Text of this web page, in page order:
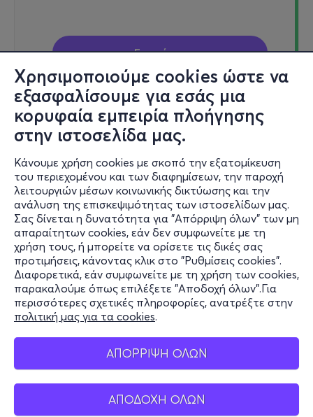
Χρησιμοποιούμε cookies ώστε να
εξασφαλίσουμε για εσάς μια
κορυφαία εμπειρία πλοήγησης
στην ιστοσελίδα μας.
Κάνουμε χρήση cookies με σκοπό την εξατομίκευση
του περιεχομένου και των διαφημίσεων, την παροχή
λειτουργιών μέσων κοινωνικής δικτύωσης και την
ανάλυση της επισκεψιμότητας των ιστοσελίδων μας.
Σας δίνεται η δυνατότητα για "Απόρριψη όλων" των μη
απαραίτητων cookies, εάν δεν συμφωνείτε με τη
χρήση τους, ή μπορείτε να ορίσετε τις δικές σας
προτιμήσεις, κάνοντας κλικ στο "Ρυθμίσεις cookies".
Διαφορετικά, εάν συμφωνείτε με τη χρήση των cookies,
παρακαλούμε όπως επιλέξετε "Αποδοχή όλων".Για
περισσότερες σχετικές πληροφορίες, ανατρέξτε στην
πολιτική μας για τα cookies.
ΑΠΟΡΡΙΨΗ ΟΛΩΝ
ΑΠΟΔΟΧΗ ΟΛΩΝ
Εισιτήρια
Τετ, 12/8
22:30
ΤΟ ΔΕΙΠΝΟ ΤΟΥ ΦΡΑΝΚΟ @ ΣΤΕΛΛΑ
Τενέδου 34, 113 61
Cinema Stella (Open Air) - Αθήνα, Αττική
6€
Εισιτήρια